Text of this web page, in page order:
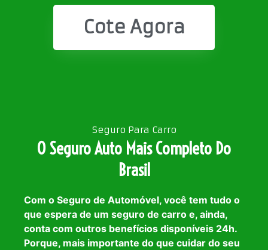
Cote Agora
Seguro Para Carro
O Seguro Auto Mais Completo Do
Brasil
Com o Seguro de Automóvel, você tem tudo o
que espera de um seguro de carro e, ainda,
conta com outros benefícios disponíveis 24h.
Porque, mais importante do que cuidar do seu